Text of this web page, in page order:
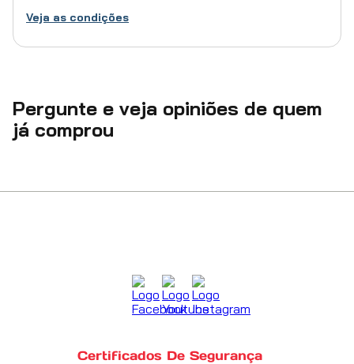
Veja as condições
Pergunte e veja opiniões de quem
já comprou
Certificados De Segurança